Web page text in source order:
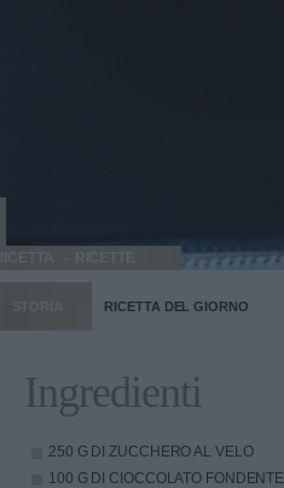
RICETTA
STORIA RICETTA DEL GIORNO
Ingredienti
250 G DI ZUCCHERO AL VELO
100 G DI CIOCCOLATO FONDENTE